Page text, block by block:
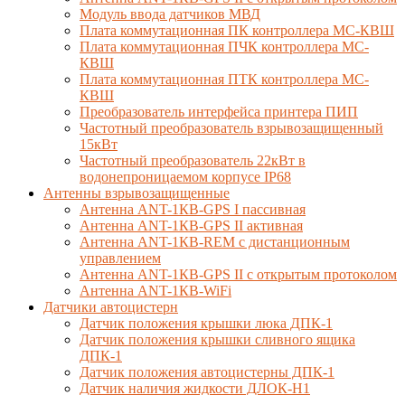
Модуль ввода датчиков МВД
Плата коммутационная ПК контроллера МС-КВШ
Плата коммутационная ПЧК контроллера МС-
КВШ
Плата коммутационная ПТК контроллера МС-
КВШ
Преобразователь интерфейса принтера ПИП
Частотный преобразователь взрывозащищенный
15кВт
Частотный преобразователь 22кВт в
водонепроницаемом корпусе IP68
Антенны взрывозащищенные
Антенна ANT-1КВ-GPS I пассивная
Антенна ANT-1КВ-GPS II активная
Антенна ANT-1КВ-REM c дистанционным
управлением
Антенна ANT-1КВ-GPS II с открытым протоколом
Антенна ANT-1КВ-WiFi
Датчики автоцистерн
Датчик положения крышки люка ДПК-1
Датчик положения крышки сливного ящика
ДПК-1
Датчик положения автоцистерны ДПК-1
Датчик наличия жидкости ДЛОК-Н1